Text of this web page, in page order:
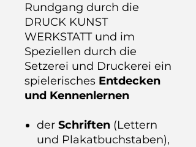
Rundgang durch die
DRUCK KUNST
WERKSTATT und im
Speziellen durch die
Setzerei und Druckerei ein
spielerisches Entdecken
und Kennenlernen
der Schriften (Lettern
und Plakatbuchstaben),